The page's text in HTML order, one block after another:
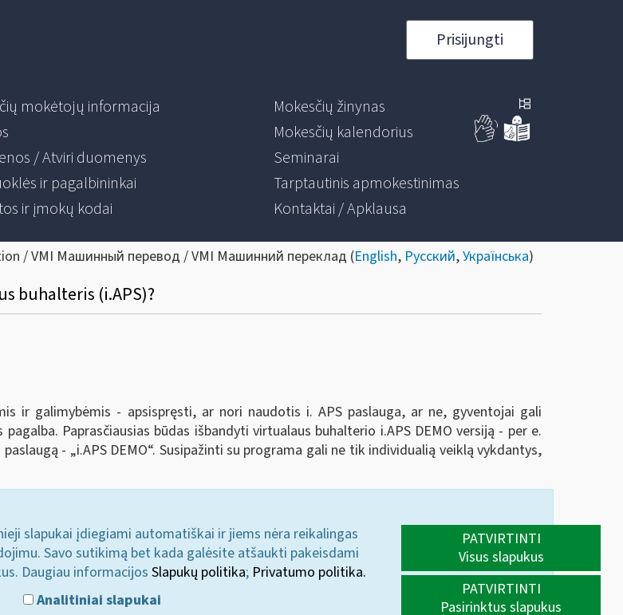
Prisijungti
mokėtojų informacija
/ Atviri duomenys
ir pagalbininkai
ir įmokų kodai
Mokesčių žinynas
Mokesčių kalendorius
Seminarai
Tarptautinis apmokestinimas
Kontaktai / Apklausa
/ VMI Машинный перевод / VMI Машинний переклад (English, Русский,Українська)
buhalteris (i.APS)?
ir galimybėmis - apsispręsti, ar nori naudotis i. APS paslauga, ar ne, gyventojai gali
pagalba. Paprasčiausias būdas išbandyti virtualaus buhalterio i.APS DEMO versiją - per e.
- „i.APS DEMO“. Susipažinti su programa gali ne tik individualią veiklą vykdantys,
slapukai įdiegiami automatiškai ir jiems nėra reikalingas
Savo sutikimą bet kada galėsite atšaukti pakeisdami
Daugiau informacijos Slapukų politika; Privatumo politika.
Analitiniai slapukai
PATVIRTINTI
Visus slapukus
PATVIRTINTI
Pasirinktus slapukus